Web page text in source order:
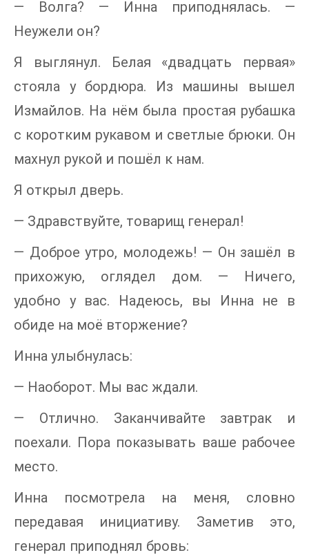
— Волга? — Инна приподнялась. —
Неужели он?
Я выглянул. Белая «двадцать первая»
стояла у бордюра. Из машины вышел
Измайлов. На нём была простая рубашка
с коротким рукавом и светлые брюки. Он
махнул рукой и пошёл к нам.
Я открыл дверь.
— Здравствуйте, товарищ генерал!
— Доброе утро, молодежь! — Он зашёл в
прихожую, оглядел дом. — Ничего,
удобно у вас. Надеюсь, вы Инна не в
обиде на моё вторжение?
Инна улыбнулась:
— Наоборот. Мы вас ждали.
— Отлично. Заканчивайте завтрак и
поехали. Пора показывать ваше рабочее
место.
Инна посмотрела на меня, словно
передавая инициативу. Заметив это,
генерал приподнял бровь: